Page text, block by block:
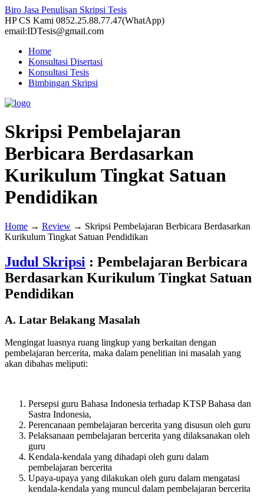
Biro Jasa Penulisan Skripsi Tesis
HP CS Kami 0852.25.88.77.47(WhatApp)
email:IDTesis@gmail.com
Home
Konsultasi Disertasi
Konsultasi Tesis
Bimbingan Skripsi
Skripsi Pembelajaran
Berbicara Berdasarkan
Kurikulum Tingkat Satuan
Pendidikan
Home → Review → Skripsi Pembelajaran Berbicara Berdasarkan
Kurikulum Tingkat Satuan Pendidikan
Judul Skripsi : Pembelajaran Berbicara
Berdasarkan Kurikulum Tingkat Satuan
Pendidikan
A. Latar Belakang Masalah
Mengingat luasnya ruang lingkup yang berkaitan dengan
pembelajaran bercerita, maka dalam penelitian ini masalah yang
akan dibahas meliputi:
Persepsi guru Bahasa Indonesia terhadap KTSP Bahasa dan
Sastra Indonesia,
Perencanaan pembelajaran bercerita yang disusun oleh guru
Pelaksanaan pembelajaran bercerita yang dilaksanakan oleh
guru
Kendala-kendala yang dihadapi oleh guru dalam
pembelajaran bercerita
Upaya-upaya yang dilakukan oleh guru dalam mengatasi
kendala-kendala yang muncul dalam pembelajaran bercerita